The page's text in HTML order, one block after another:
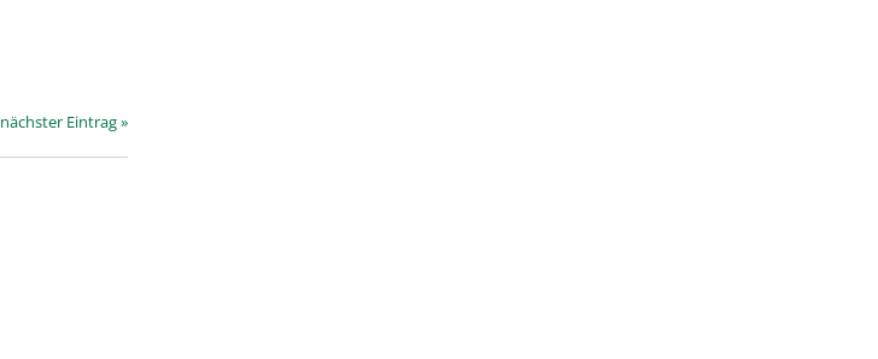
nächster Eintrag »